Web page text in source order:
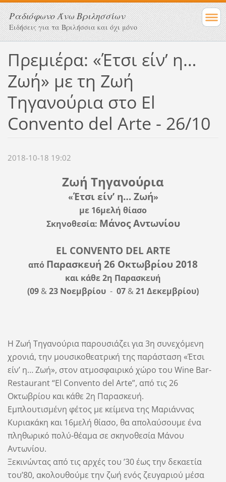
Ραδιόφωνο Άνω Βριλησσίων
Ειδήσεις για τα Βριλήσσια και όχι μόνο
Πρεμιέρα: «Έτσι είν’ η…
Ζωή» με τη Ζωή
Τηγανούρια στο El
Convento del Arte - 26/10
2018-10-18 19:02
Ζωή Τηγανούρια
«Έτσι είν’ η… Ζωή»
με 16μελή θίασο
Σκηνοθεσία: Μάνος Αντωνίου
EL CONVENTO DEL ARTE
από Παρασκευή 26 Οκτωβρίου 2018
και κάθε 2η Παρασκευή
(09 &23 Νοεμβρίου - 07 &21 Δεκεμβρίου)
Η Ζωή Τηγανούρια παρουσιάζει για 3η συνεχόμενη
χρονιά, την μουσικοθεατρική της παράσταση «Έτσι
είν’ η… Ζωή», στον ατμοσφαιρικό χώρο του Wine Bar-
Restaurant “El Convento del Arte”, από τις 26
Οκτωβρίου και κάθε 2η Παρασκευή.
Εμπλουτισμένη φέτος με κείμενα της Μαριάννας
Κυριακάκη και 16μελή θίασο, θα απολαύσουμε ένα
πληθωρικό πολύ-θέαμα σε σκηνοθεσία Μάνου
Αντωνίου.
Ξεκινώντας από τις αρχές του ’30 έως την δεκαετία
του’80, ακολουθούμε την ζωή ενός ζευγαριού μέσα